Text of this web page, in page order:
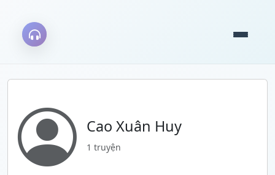
Cao Xuân Huy
1 truyện